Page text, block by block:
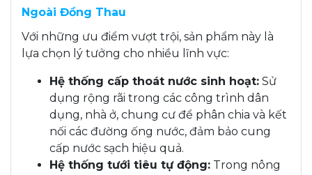
Ngoài Đồng Thau
Với những ưu điểm vượt trội, sản phẩm này là
lựa chọn lý tưởng cho nhiều lĩnh vực:
Hệ thống cấp thoát nước sinh hoạt: Sử
dụng rộng rãi trong các công trình dân
dụng, nhà ở, chung cư để phân chia và kết
nối các đường ống nước, đảm bảo cung
cấp nước sạch hiệu quả.
Hệ thống tưới tiêu tự động: Trong nông